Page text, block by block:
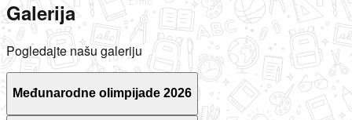
Galerija
Pogledajte našu galeriju
Međunarodne olimpijade 2026